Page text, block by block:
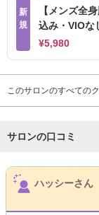
新
規
【メンズ全
込み・VIO
¥5,980
このサロンのすべての
サロンの口コミ
サロ
ハッシーさん